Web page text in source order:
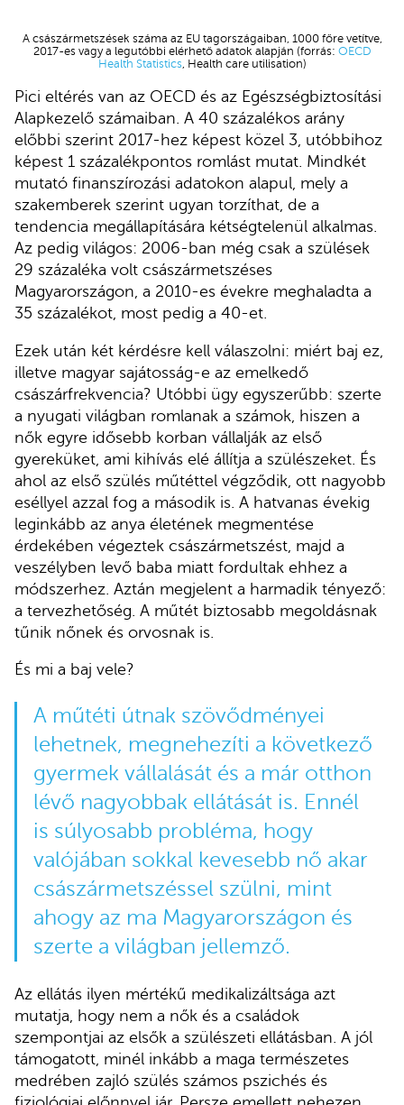
A császármetszések száma az EU tagországaiban, 1000 főre vetítve,
2017-es vagy a legutóbbi elérhető adatok alapján (forrás: OECD
Health Statistics , Health care utilisation)
Pici eltérés van az OECD és az Egészségbiztosítási
Alapkezelő számaiban. A 40 százalékos arány
előbbi szerint 2017-hez képest közel 3, utóbbihoz
képest 1 százalékpontos romlást mutat. Mindkét
mutató finanszírozási adatokon alapul, mely a
szakemberek szerint ugyan torzíthat, de a
tendencia megállapítására kétségtelenül alkalmas.
Az pedig világos: 2006-ban még csak a szülések
29 százaléka volt császármetszéses
Magyarországon, a 2010-es évekre meghaladta a
35 százalékot, most pedig a 40-et.
Ezek után két kérdésre kell válaszolni: miért baj ez,
illetve magyar sajátosság-e az emelkedő
császárfrekvencia? Utóbbi ügy egyszerűbb: szerte
a nyugati világban romlanak a számok, hiszen a
nők egyre idősebb korban vállalják az első
gyereküket, ami kihívás elé állítja a szülészeket. És
ahol az első szülés műtéttel végződik, ott nagyobb
eséllyel azzal fog a második is. A hatvanas évekig
leginkább az anya életének megmentése
érdekében végeztek császármetszést, majd a
veszélyben levő baba miatt fordultak ehhez a
módszerhez. Aztán megjelent a harmadik tényező:
a tervezhetőség. A műtét biztosabb megoldásnak
tűnik nőnek és orvosnak is.
És mi a baj vele?
A műtéti útnak szövődményei
lehetnek, megnehezíti a következő
gyermek vállalását és a már otthon
lévő nagyobbak ellátását is. Ennél
is súlyosabb probléma, hogy
valójában sokkal kevesebb nő akar
császármetszéssel szülni, mint
ahogy az ma Magyarországon és
szerte a világban jellemző.
Az ellátás ilyen mértékű medikalizáltsága azt
mutatja, hogy nem a nők és a családok
szempontjai az elsők a szülészeti ellátásban. A jól
támogatott, minél inkább a maga természetes
medrében zajló szülés számos pszichés és